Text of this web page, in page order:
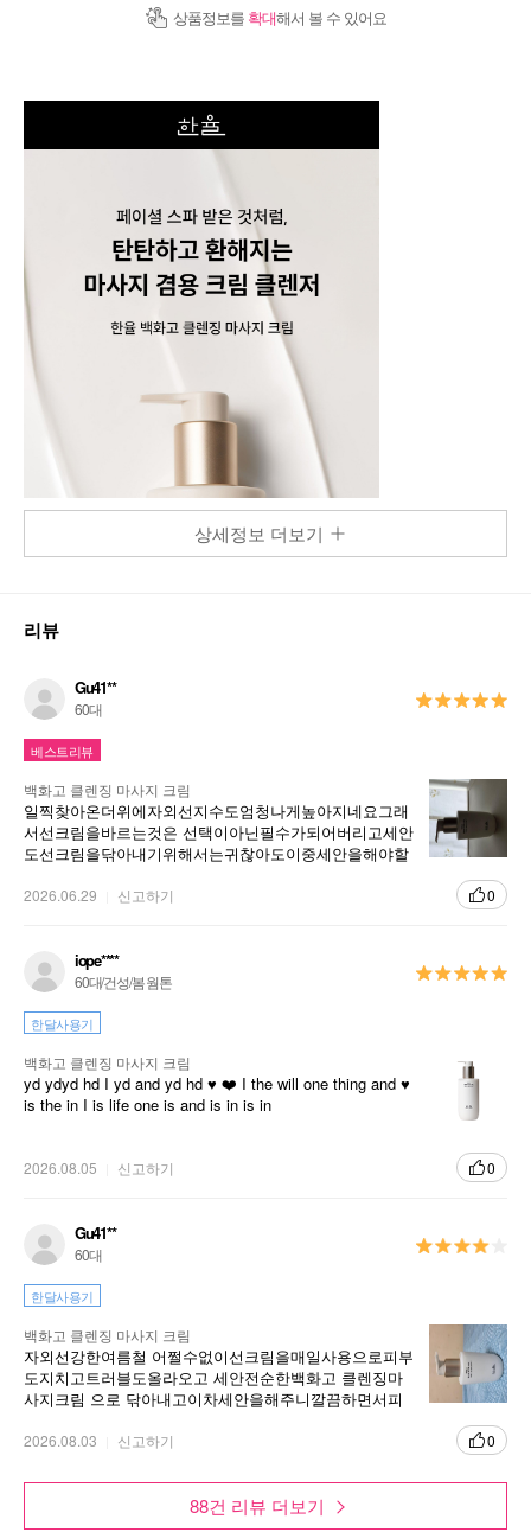
상품정보를 확대해서 볼 수 있어요
상세정보 더보기
리뷰
Gu41**
60대
베스트리뷰
백화고 클렌징 마사지 크림
일찍찾아온더위에자외선지수도엄청나게높아지네요그래
서선크림을바르는것은 선택이아닌필수가되어버리고세안
도선크림을닦아내기위해서는귀찮아도이중세안을해야할
은한율백화고재품을애용합니다유분기도적당해서맛사지
2026.06.29 신고하기 0
iope****
60대/건성/봄 웜톤
한달사용기
백화고 클렌징 마사지 크림
yd ydyd hd I yd and yd hd ♥️ ❤️ I the will one thing and ♥️
is the in I is life one is and is in is in
2026.08.05 신고하기 0
Gu41**
60대
한달사용기
백화고 클렌징 마사지 크림
자외선강한여름철 어쩔수없이선크림을매일사용으로피부
도지치고트러블도올라오고 세안전순한백화고 클렌징마
사지크림 으로 닦아내고이차세안을해주니깔끔하면서피
서더조아요
2026.08.03 신고하기 0
88건 리뷰 더보기